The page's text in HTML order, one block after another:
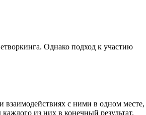
. Однако подход к участию
с ними в одном месте,
из них в конечный результат.